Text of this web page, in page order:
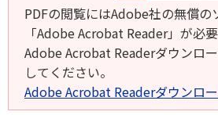
PDFの閲覧にはAdobe社の無償の
「Adobe Acrobat Reader」が必
Adobe Acrobat Readerダウンロ
してください。
Adobe Acrobat Readerダウンロ